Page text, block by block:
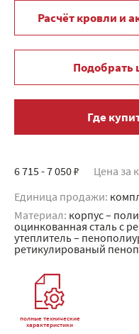
Расчёт кровли и
Подобрать
Где
6 715 - 7 050 ₽ Цена за
Единица продажи:
Материал: корпус –
оцинкованная сталь с
утеплитель –
ретикулированый
полные технические
характеристики